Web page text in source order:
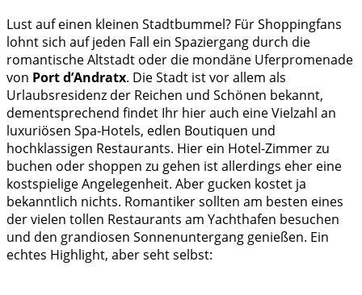
Lust auf einen kleinen Stadtbummel? Für Shoppingfans
lohnt sich auf jeden Fall ein Spaziergang durch die
romantische Altstadt oder die mondäne Uferpromenade
von Port d’Andratx. Die Stadt ist vor allem als
Urlaubsresidenz der Reichen und Schönen bekannt,
dementsprechend findet Ihr hier auch eine Vielzahl an
luxuriösen Spa-Hotels, edlen Boutiquen und
hochklassigen Restaurants. Hier ein Hotel-Zimmer zu
buchen oder shoppen zu gehen ist allerdings eher eine
kostspielige Angelegenheit. Aber gucken kostet ja
bekanntlich nichts. Romantiker sollten am besten eines
der vielen tollen Restaurants am Yachthafen besuchen
und den grandiosen Sonnenuntergang genießen. Ein
echtes Highlight, aber seht selbst: